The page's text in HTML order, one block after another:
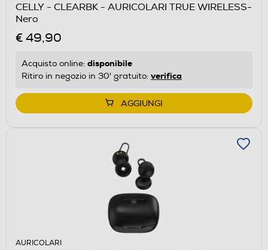
CELLY - CLEARBK - AURICOLARI TRUE WIRELESS-
Nero
€ 49,90
Acquisto online: disponibile
Ritiro in negozio in 30' gratuito: verifica
AGGIUNGI
AURICOLARI